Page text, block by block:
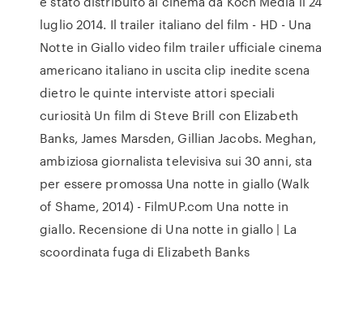
luglio 2014. Il trailer italiano del film - HD - Una
Notte in Giallo video film trailer ufficiale cinema
americano italiano in uscita clip inedite scena
dietro le quinte interviste attori speciali
curiosità Un film di Steve Brill con Elizabeth
Banks, James Marsden, Gillian Jacobs. Meghan,
ambiziosa giornalista televisiva sui 30 anni, sta
per essere promossa Una notte in giallo (Walk
of Shame, 2014) - FilmUP.com Una notte in
giallo. Recensione di Una notte in giallo | La
scoordinata fuga di Elizabeth Banks